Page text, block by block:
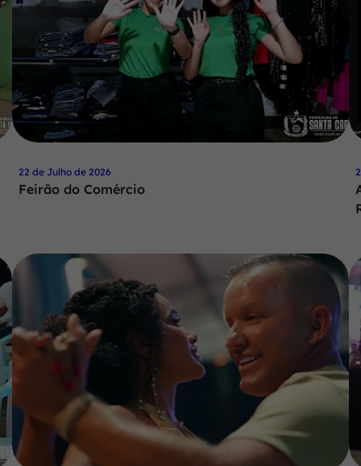
22 de Julho de 2026
Feirão do Comércio